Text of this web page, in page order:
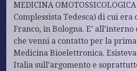
MEDICINA
Complessista Tedesca) di cui
Franco, in Bologna. E’
che venni a contatto per la
Medicina Bioelettronica.
Italia sull’argomento e